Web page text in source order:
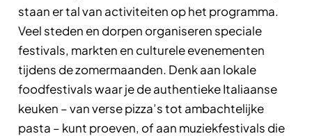
staan er tal van activiteiten op het programma.
Veel steden en dorpen organiseren speciale
festivals, markten en culturele evenementen
tijdens de zomermaanden. Denk aan lokale
foodfestivals waar je de authentieke Italiaanse
keuken – van verse pizza’s tot ambachtelijke
pasta – kunt proeven, of aan muziekfestivals die